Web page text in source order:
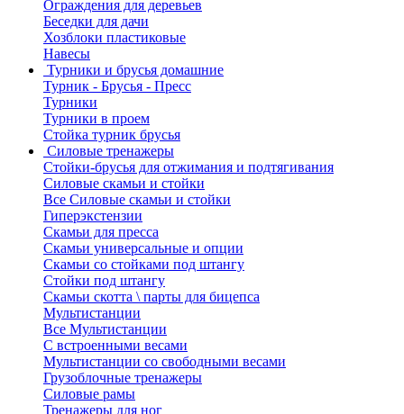
Ограждения для деревьев
Беседки для дачи
Хозблоки пластиковые
Навесы
Турники и брусья домашние
Турник - Брусья - Пресс
Турники
Турники в проем
Стойка турник брусья
Силовые тренажеры
Стойки-брусья для отжимания и подтягивания
Силовые скамьи и стойки
Все Силовые скамьи и стойки
Гиперэкстензии
Скамьи для пресса
Скамьи универсальные и опции
Скамьи со стойками под штангу
Стойки под штангу
Скамьи скотта \ парты для бицепса
Мультистанции
Все Мультистанции
С встроенными весами
Мультистанции со свободными весами
Грузоблочные тренажеры
Силовые рамы
Тренажеры для ног